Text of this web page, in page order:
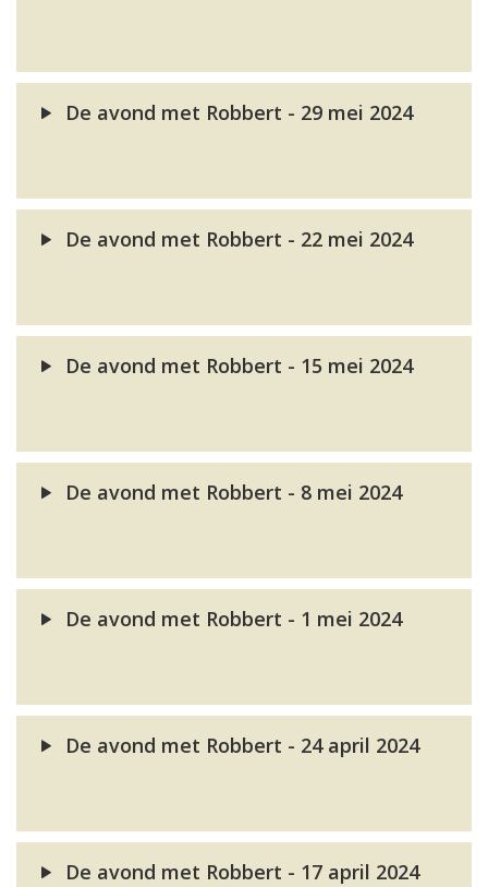
De avond met Robbert - 29 mei 2024
De avond met Robbert - 22 mei 2024
De avond met Robbert - 15 mei 2024
De avond met Robbert - 8 mei 2024
De avond met Robbert - 1 mei 2024
De avond met Robbert - 24 april 2024
De avond met Robbert - 17 april 2024